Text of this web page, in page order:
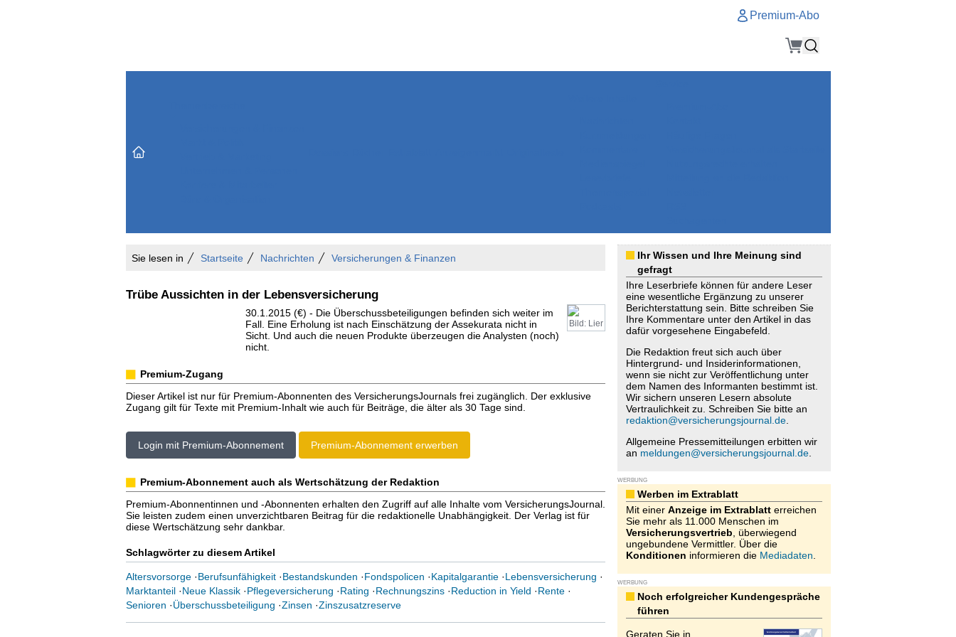
Premium-Abo
Sie lesen in Startseite Nachrichten Versicherungen & Finanzen
Trübe Aussichten in der Lebensversicherung
Bild: Lier
30.1.2015 (€) - Die Überschussbeteiligungen befinden sich weiter im
Fall. Eine Erholung ist nach Einschätzung der Assekurata nicht in
Sicht. Und auch die neuen Produkte überzeugen die Analysten (noch)
nicht.
Premium-Zugang
Dieser Artikel ist nur für Premium-Abonnenten des VersicherungsJournals frei zugänglich. Der exklusive
Zugang gilt für Texte mit Premium-Inhalt wie auch für Beiträge, die älter als 30 Tage sind.
Login mit Premium-Abonnement Premium-Abonnement erwerben
Premium-Abonnement auch als Wertschätzung der Redaktion
Premium-Abonnentinnen und -Abonnenten erhalten den Zugriff auf alle Inhalte vom VersicherungsJournal.
Sie leisten zudem einen unverzichtbaren Beitrag für die redaktionelle Unabhängigkeit. Der Verlag ist für
diese Wertschätzung sehr dankbar.
Schlagwörter zu diesem Artikel
Altersvorsorge·Berufsunfähigkeit·Bestandskunden ·Fondspolicen ·Kapitalgarantie·Lebensversicherung ·
Marktanteil·Neue Klassik·Pflegeversicherung ·Rating ·Rechnungszins·Reduction in Yield ·Rente·
Senioren ·Überschussbeteiligung ·Zinsen ·Zinszusatzreserve
Ihr Wissen und Ihre Meinung sind
gefragt
Ihre Leserbriefe können für andere Leser
eine wesentliche Ergänzung zu unserer
Berichterstattung sein. Bitte schreiben Sie
Ihre Kommentare unter den Artikel in das
dafür vorgesehene Eingabefeld.
Die Redaktion freut sich auch über
Hintergrund- und Insiderinformationen,
wenn sie nicht zur Veröffentlichung unter
dem Namen des Informanten bestimmt ist.
Wir sichern unseren Lesern absolute
Vertraulichkeit zu. Schreiben Sie bitte an
redaktion@versicherungsjournal.de.
Allgemeine Pressemitteilungen erbitten wir
an meldungen@versicherungsjournal.de.
WERBUNG
Werben im Extrablatt
Mit einer Anzeige im Extrablatterreichen
Sie mehr als 11.000 Menschen im
Versicherungsvertrieb , überwiegend
ungebundene Vermittler. Über die
Konditionen informieren die Mediadaten
WERBUNG
Noch erfolgreicher Kundengespräche
führen
Geraten Sie in